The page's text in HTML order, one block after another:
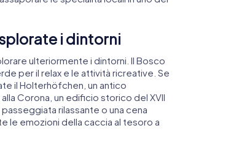
i dintorni
ulteriormente i dintorni. Il Bosco
per il relax e le attività ricreative. Se
il Holterhöfchen, un antico
Corona, un edificio storico del XVII
rilassante o una cena
le emozioni della caccia al tesoro a